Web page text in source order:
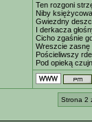
Ten rozgoni
Niby
Gwiezdny
I derkacza
Cicho zgaśnie
Wreszcie zasnę
Pościeliwszy
Pod opieką
Strona 2